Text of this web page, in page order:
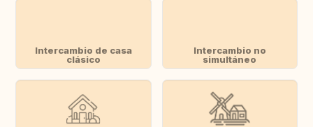
Intercambio de casa
clásico
Intercambio no
simultáneo